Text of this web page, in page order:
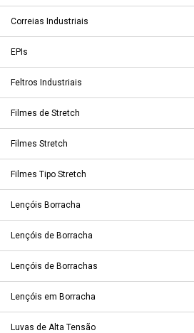
Correias Industriais
EPIs
Feltros Industriais
Filmes de Stretch
Filmes Stretch
Filmes Tipo Stretch
Lençóis Borracha
Lençóis de Borracha
Lençóis de Borrachas
Lençóis em Borracha
Luvas de Alta Tensão